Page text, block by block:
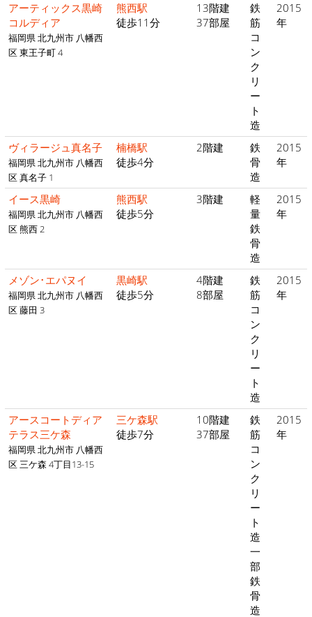
アーティックス黒崎
コルディア
福岡県 北九州市 八幡西
区 東王子町 4
熊西駅
徒歩11分
13階建
37部屋
鉄
筋
コ
ン
ク
リ
ー
ト
造
2015
年
ヴィラージュ真名子
福岡県 北九州市 八幡西
区 真名子 1
楠橋駅
徒歩4分
2階建
鉄
骨
造
2015
年
イース黒崎
福岡県 北九州市 八幡西
区 熊西 2
熊西駅
徒歩5分
3階建
軽
量
鉄
骨
造
2015
年
メゾン･エパヌイ
福岡県 北九州市 八幡西
区 藤田 3
黒崎駅
徒歩5分
4階建
8部屋
鉄
筋
コ
ン
ク
リ
ー
ト
造
2015
年
アースコートディア
テラス三ケ森
福岡県 北九州市 八幡西
区 三ケ森 4丁目13-15
三ケ森駅
徒歩7分
10階建
37部屋
鉄
筋
コ
ン
ク
リ
ー
ト
造
一
部
鉄
骨
造
2015
年